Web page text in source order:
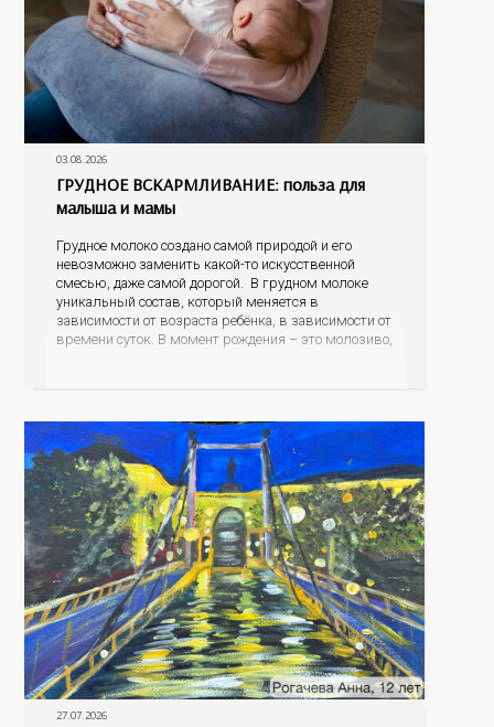
03.08.2026
ГРУДНОЕ ВСКАРМЛИВАНИЕ: польза для
малыша и мамы
Грудное молоко создано самой природой и его
невозможно заменить какой-то искусственной
смесью, даже самой дорогой. В грудном молоке
уникальный состав, который меняется в
зависимости от возраста ребёнка, в зависимости от
времени суток. В момент рождения – это молозиво,
27.07.2026